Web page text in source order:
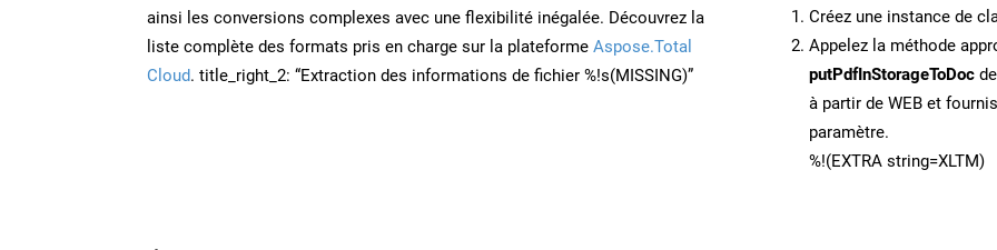
ainsi les conversions complexes avec une flexibilité inégalée. Découvrez la
liste complète des formats pris en charge sur la plateforme Aspose.Total
Cloud. title_right_2: “Extraction des informations de fichier %!s(MISSING)”
Créez une instance de
Appelez la méthode
putPdfInStorageToDoc
à partir de WEB et
paramètre.
%!(EXTRA string=XLTM)